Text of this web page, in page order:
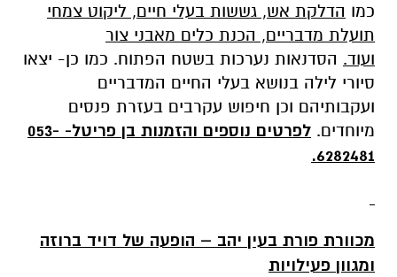
כמו הדלקת אש, גששות בעלי חיים, ליקוט צמחי
תועלת מדבריים, הכנת כלים מאבני צור
ועוד. הסדנאות נערכות בשטח הפתוח. כמו כן- יצאו
סיורי לילה בנושא בעלי החיים המדבריים
ועקבותיהם וכן חיפוש עקרבים בעזרת פנסים
מיוחדים. לפרטים נוספים והזמנות
בן פריטל- 053-
6282481.
מכוורת פורת בעין יהב – הופעה של דויד ברוזה
ומגוון פעילויות